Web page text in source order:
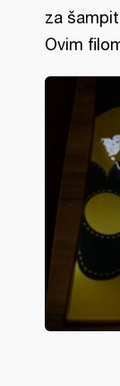
za
Ovim